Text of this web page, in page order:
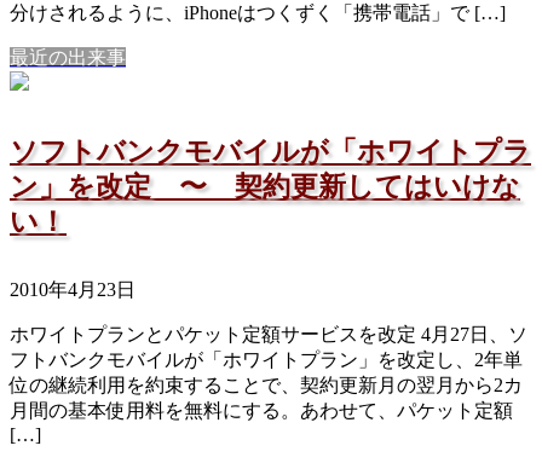
分けされるように、iPhoneはつくずく「携帯電話」で […]
最近の出来事
ソフトバンクモバイルが「ホワイトプラ
ン」を改定 〜 契約更新してはいけな
い！
2010年4月23日
ホワイトプランとパケット定額サービスを改定 4月27日、ソ
フトバンクモバイルが「ホワイトプラン」を改定し、2年単
位の継続利用を約束することで、契約更新月の翌月から2カ
月間の基本使用料を無料にする。あわせて、パケット定額
[…]